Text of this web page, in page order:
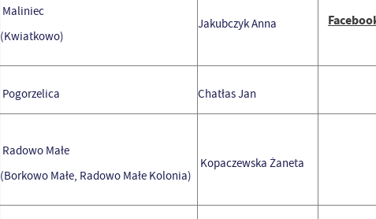
Maliniec
(Kwiatkowo)
JakubczykAnna
Pogorzelica Chatłas Jan
Radowo Małe
(Borkowo Małe, Radowo Małe Kolonia)
Kopaczewska Żaneta